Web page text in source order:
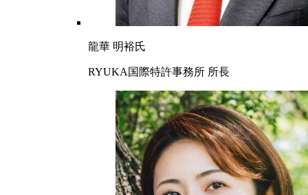
龍華 明裕氏
RYUKA国際特許事務所 所長